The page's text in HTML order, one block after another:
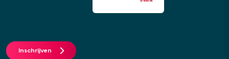
Inschrijven